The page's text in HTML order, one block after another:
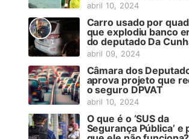
abril 10, 2024
Carro usado por
que explodiu banco
do deputado Da
abril 09, 2024
Câmara dos
aprova projeto que
o seguro DPVAT
abril 10, 2024
O que é o ‘SUS da
Segurança Pública’ e